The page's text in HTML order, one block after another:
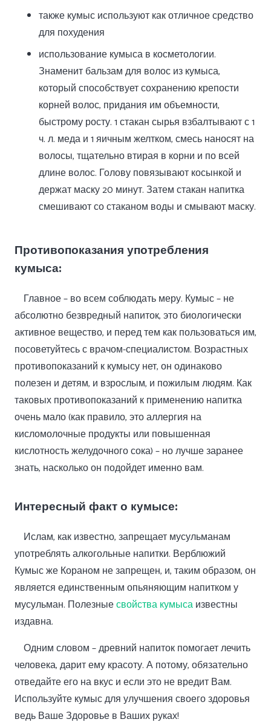
также кумыс используют как отличное средство
для похудения
использование кумыса в косметологии.
Знаменит бальзам для волос из кумыса,
который способствует сохранению крепости
корней волос, придания им объемности,
быстрому росту. 1 стакан сырья взбалтывают с 1
ч. л. меда и 1 яичным желтком, смесь наносят на
волосы, тщательно втирая в корни и по всей
длине волос. Голову повязывают косынкой и
держат маску 20 минут. Затем стакан напитка
смешивают со стаканом воды и смывают маску.
Противопоказания употребления
кумыса:
Главное – во всем соблюдать меру. Кумыс – не
абсолютно безвредный напиток, это биологически
активное вещество, и перед тем как пользоваться им,
посоветуйтесь с врачом-специалистом. Возрастных
противопоказаний к кумысу нет, он одинаково
полезен и детям, и взрослым, и пожилым людям. Как
таковых противопоказаний к применению напитка
очень мало (как правило, это аллергия на
кисломолочные продукты или повышенная
кислотность желудочного сока) – но лучше заранее
знать, насколько он подойдет именно вам.
Интересный факт о кумысе:
Ислам, как известно, запрещает мусульманам
употреблять алкогольные напитки. Верблюжий
Кумыс же Кораном не запрещен, и, таким образом, он
является единственным опьяняющим напитком у
мусульман. Полезныесвойства кумысаизвестны
издавна.
Одним словом – древний напиток помогает лечить
человека, дарит ему красоту. А потому, обязательно
отведайте его на вкус и если это не вредит Вам.
Используйте кумыс для улучшения своего здоровья
ведь Ваше Здоровье в Ваших руках!